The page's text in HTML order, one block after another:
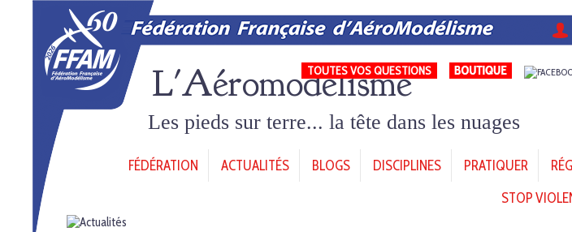
TOUTES VOS QUESTIONS
L'Aéromodélisme
Les pieds sur terre... la tête dans les nuages
FÉDÉRATION ACTUALITÉS BLOGS DISCIPLINES PRATIQUER
STOP